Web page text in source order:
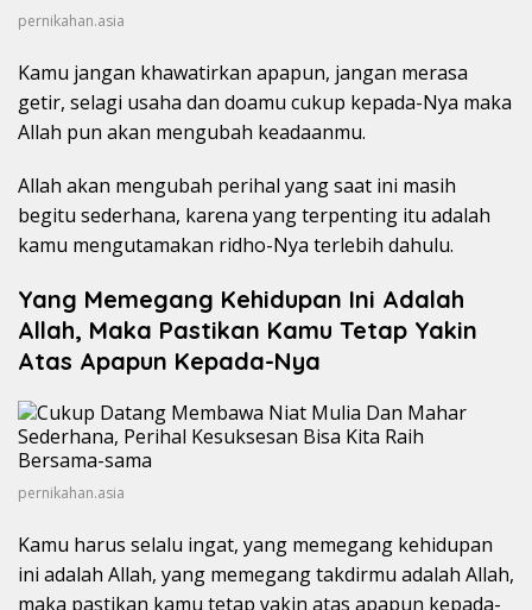
pernikahan.asia
Kamu jangan khawatirkan apapun, jangan merasa
getir, selagi usaha dan doamu cukup kepada-Nya maka
Allah pun akan mengubah keadaanmu.
Allah akan mengubah perihal yang saat ini masih
begitu sederhana, karena yang terpenting itu adalah
kamu mengutamakan ridho-Nya terlebih dahulu.
Yang Memegang Kehidupan Ini Adalah
Allah, Maka Pastikan Kamu Tetap Yakin
Atas Apapun Kepada-Nya
pernikahan.asia
Kamu harus selalu ingat, yang memegang kehidupan
ini adalah Allah, yang memegang takdirmu adalah Allah,
maka pastikan kamu tetap yakin atas apapun kepada-